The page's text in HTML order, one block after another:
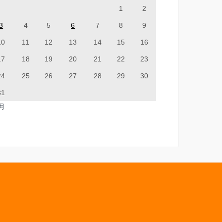
1 2
4 5 6 7 8 9
11 12 13 14 15 16
18 19 20 21 22 23
25 26 27 28 29 30